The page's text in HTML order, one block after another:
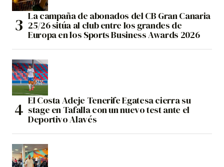
La campaña de abonados del CB Gran Canaria
25/26 sitúa al club entre los grandes de
Europa en los Sports Business Awards 2026
El Costa Adeje Tenerife Egatesa cierra su
stage en Tafalla con un nuevo test ante el
Deportivo Alavés